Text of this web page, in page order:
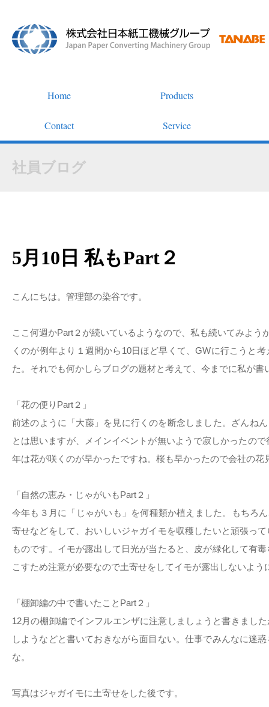
Home Products
Contact Service
社員ブログ
5月10日 私もPart２
こんにちは。管理部の染谷です。
ここ何週かPart２が続いているようなので、私も続いてみよ
くのが例年より１週間から10日ほど早くて、GWに行こうと
た。それでも何かしらブログの題材と考えて、今までに私が
「花の便りPart２」
前述のように「大藤」を見に行くのを断念しました。ざんね
とは思いますが、メインイベントが無いようで寂しかったの
年は花が咲くのが早かったですね。桜も早かったので会社の
「自然の恵み・じゃがいもPart２」
今年も３月に「じゃがいも」を何種類か植えました。もちろ
寄せなどをして、おいしいジャガイモを収穫したいと頑張っ
ものです。イモが露出して日光が当たると、皮が緑化して有
こすため注意が必要なので土寄せをしてイモが露出しないよう
「棚卸編の中で書いたことPart２」
12月の棚卸編でインフルエンザに注意しましょうと書きまし
しようなどと書いておきながら面目ない。仕事でみんなに迷
な。
写真はジャガイモに土寄せをした後です。